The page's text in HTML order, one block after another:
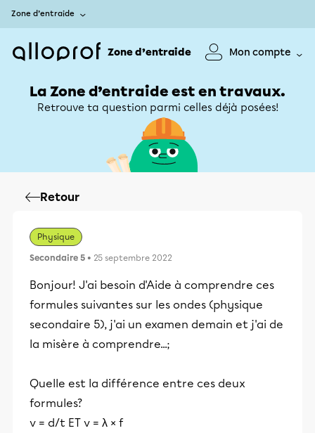
Zone d’entraide
Zone d’entraide Mon compte
La Zone d’entraide est en travaux.
Retrouve ta question parmi celles déjà posées!
Retour
Physique
Secondaire 5 • 25 septembre 2022
Bonjour! J'ai besoin d'Aide à comprendre ces
formules suivantes sur les ondes (physique
secondaire 5), j'ai un examen demain et j'ai de
la misère à comprendre...;
Quelle est la différence entre ces deux
formules?
v = d/t ET v = λ × f